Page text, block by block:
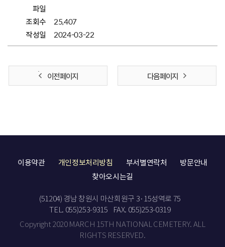
파일
조회수
25,407
작성일
2024-03-22
이전 페이지 다음 페이지
이용약관 개인정보처리방침 부서별연락처
방문안내
찾아오시는길
(51204) 경남 창원시 마산회원구 3·15성역로 75
TEL. 055)253-9315
FAX. 055)253-0319
Copyright 2020 MARCH 15TH NATIONAL CEMETERY. ALL
RIGHTS RESERVED.